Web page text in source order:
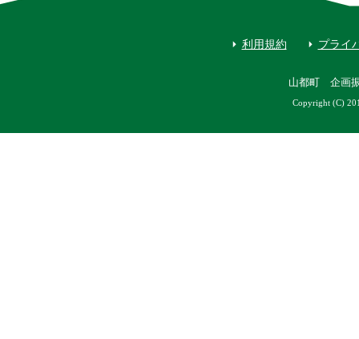
利用規約 プライ
山都町 企画
Copyright (C)